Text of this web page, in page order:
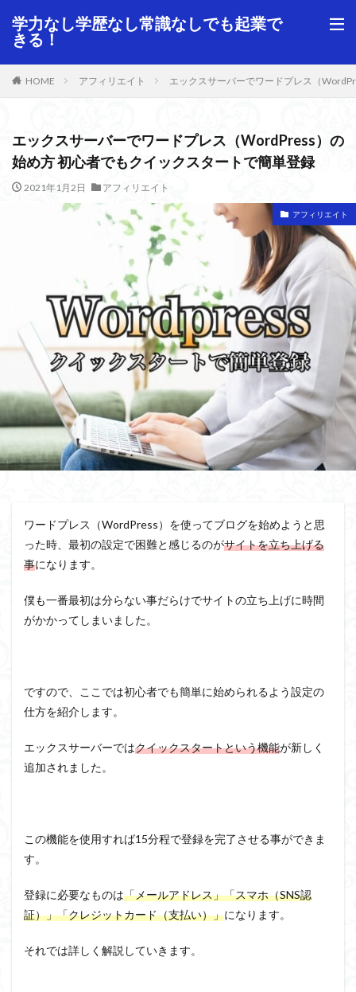
学力なし学歴なし常識なしでも起業で
きる！
HOME アフィリエイト エックスサーバーでワードプレス（
エックスサーバーでワードプレス（WordPress）の
始め方 初心者でもクイックスタートで簡単登録
2021年1月2日 アフィリエイト
アフィリエイト
ワードプレス（WordPress）を使ってブログを始めようと思
った時、最初の設定で困難と感じるのがサイトを立ち上げる
事になります。
僕も一番最初は分らない事だらけでサイトの立ち上げに時間
がかかってしまいました。
ですので、ここでは初心者でも簡単に始められるよう設定の
仕方を紹介します。
エックスサーバーではクイックスタートという機能が新しく
追加されました。
この機能を使用すれば15分程で登録を完了させる事ができま
す。
登録に必要なものは「メールアドレス」「スマホ（SNS認
証）」「クレジットカード（支払い）」になります。
それでは詳しく解説していきます。